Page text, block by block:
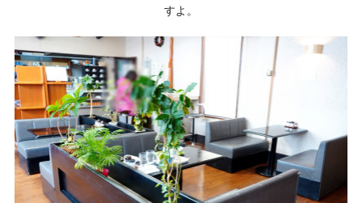
すよ。